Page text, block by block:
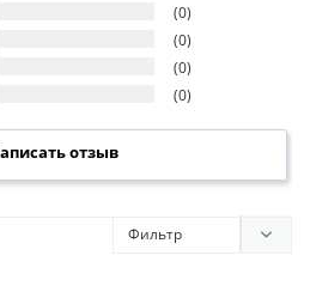
0
0
0
0